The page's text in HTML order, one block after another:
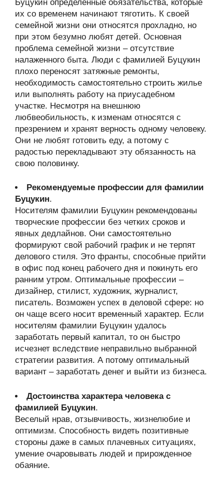
Буцукин определенные обязательства, которые
их со временем начинают тяготить. К своей
семейной жизни они относятся прохладно, но
при этом безумно любят детей. Основная
проблема семейной жизни – отсутствие
налаженного быта. Люди с фамилией Буцукин
плохо переносят затяжные ремонты,
необходимость самостоятельно строить жилье
или выполнять работу на приусадебном
участке. Несмотря на внешнюю
любвеобильность, к изменам относятся с
презрением и хранят верность одному человеку.
Они не любят готовить еду, а потому с
радостью перекладывают эту обязанность на
свою половинку.
Рекомендуемые профессии для фамилии
Буцукин.
Носителям фамилии Буцукин рекомендованы
творческие профессии без четких сроков и
явных дедлайнов. Они самостоятельно
формируют свой рабочий график и не терпят
делового стиля. Это франты, способные прийти
в офис под конец рабочего дня и покинуть его
ранним утром. Оптимальные профессии –
дизайнер, стилист, художник, журналист,
писатель. Возможен успех в деловой сфере: но
он чаще всего носит временный характер. Если
носителям фамилии Буцукин удалось
заработать первый капитал, то он быстро
исчезнет вследствие неправильно выбранной
стратегии развития. А потому оптимальный
вариант – заработать денег и выйти из бизнеса.
Достоинства характера человека с
фамилией Буцукин.
Веселый нрав, отзывчивость, жизнелюбие и
оптимизм. Способность видеть позитивные
стороны даже в самых плачевных ситуациях,
умение очаровывать людей и прирожденное
обаяние.